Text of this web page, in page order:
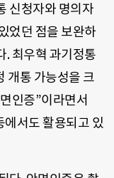
신청자와 명의자
었던 점을 보완하
. 최우혁 과기정통
개통 가능성을 크
인증”이라면서
에서도 활용되고 있